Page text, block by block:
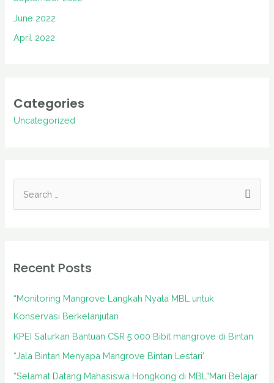
June 2022
April 2022
Categories
Uncategorized
c
o
r
:
Recent Posts
“Monitoring Mangrove Langkah Nyata MBL untuk
Konservasi Berkelanjutan
KPEI Salurkan Bantuan CSR 5.000 Bibit mangrove di Bintan
“Jala Bintan Menyapa Mangrove Bintan Lestari’
“Selamat Datang Mahasiswa Hongkong di MBL”Mari Belajar